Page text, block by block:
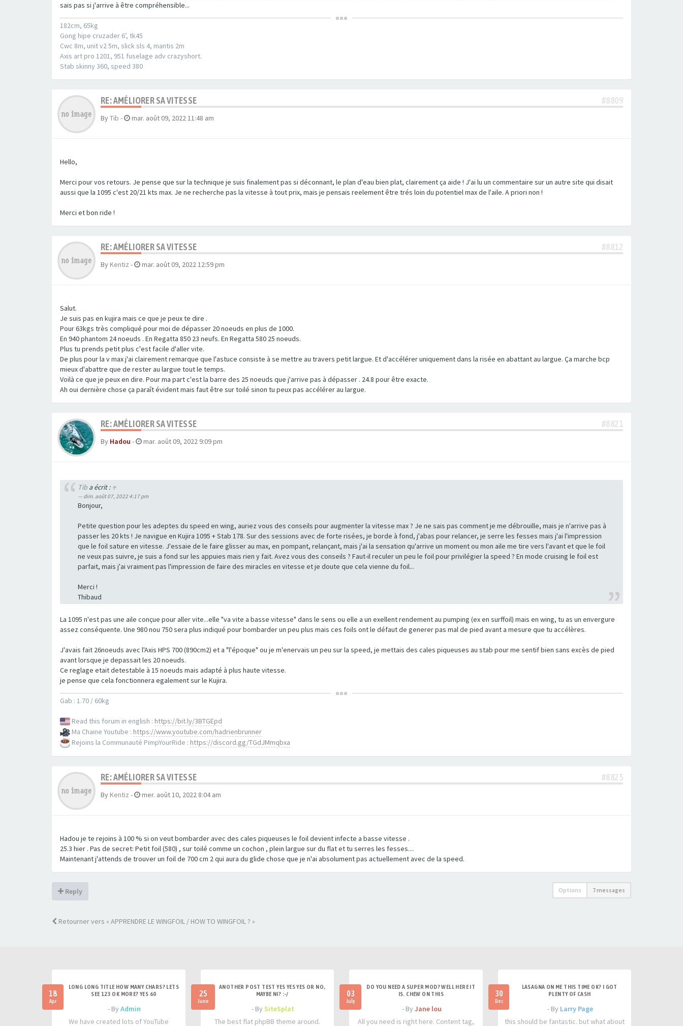
sais pas si j'arrive à être compréhensible...
182cm, 65kg
Gong hipe cruzader 6’, tk45
Cwc 8m, unit v2 5m, slick sls 4, mantis 2m
Axis art pro 1201, 951 fuselage adv crazyshort.
Stab skinny 360, speed 380
RE: AMÉLIORER SA VITESSE #8809
ByTib - mar. août 09, 2022 11:48 am
Hello,
Merci pour vos retours. Je pense que sur la technique je suis finalement pas si déconnant, le plan d'eau bien plat, clairement ça aide ! J'ai lu un commentaire sur un autre site qui disait
aussi que la 1095 c'est 20/21 kts max. Je ne recherche pas la vitesse à tout prix, mais je pensais reelement être trés loin du potentiel max de l'aile. A priori non !
Merci et bon ride !
RE: AMÉLIORER SA VITESSE #8812
By Kentiz - mar. août 09, 2022 12:59 pm
Salut.
Je suis pas en kujira mais ce que je peux te dire .
Pour 63kgs très compliqué pour moi de dépasser 20 noeuds en plus de 1000.
En 940 phantom 24 noeuds . En Regatta 850 23 neufs. En Regatta 580 25 noeuds.
Plus tu prends petit plus c'est facile d'aller vite.
De plus pour la v max j'ai clairement remarque que l'astuce consiste à se mettre au travers petit largue. Et d'accélérer uniquement dans la risée en abattant au largue. Ça marche bcp
mieux d'abattre que de rester au largue tout le temps.
Voilà ce que je peux en dire. Pour ma part c'est la barre des 25 noeuds que j'arrive pas à dépasser . 24.8 pour être exacte.
Ah oui dernière chose ça paraît évident mais faut être sur toilé sinon tu peux pas accélérer au largue.
RE: AMÉLIORER SA VITESSE #8821
By Hadou - mar. août 09, 2022 9:09 pm
Tib a écrit :↑
dim. août 07, 2022 4:17 pm
Bonjour,
Petite question pour les adeptes du speed en wing, auriez vous des conseils pour augmenter la vitesse max ? Je ne sais pas comment je me débrouille, mais je n'arrive pas à
passer les 20 kts ! Je navigue en Kujira 1095 + Stab 178. Sur des sessions avec de forte risées, je borde à fond, j'abas pour relancer, je serre les fesses mais j'ai l'impression
que le foil sature en vitesse. J'essaie de le faire glisser au max, en pompant, relançant, mais j'ai la sensation qu'arrive un moment ou mon aile me tire vers l'avant et que le foil
ne veux pas suivre, je suis a fond sur les appuies mais rien y fait. Avez vous des conseils ? Faut-il reculer un peu le foil pour privilégier la speed ? En mode cruising le foil est
parfait, mais j'ai vraiment pas l'impression de faire des miracles en vitesse et je doute que cela vienne du foil...
Merci !
Thibaud
La 1095 n'est pas une aile conçue pour aller vite...elle "va vite a basse vitesse" dans le sens ou elle a un exellent rendement au pumping (ex en surffoil) mais en wing, tu as un envergure
assez conséquente. Une 980 nou 750 sera plus indiqué pour bombarder un peu plus mais ces foils ont le défaut de generer pas mal de pied avant a mesure que tu accélères.
J'avais fait 26noeuds avec l'Axis HPS 700 (890cm2) et a "l'époque" ou je m'enervais un peu sur la speed, je mettais des cales piqueuses au stab pour me sentif bien sans excès de pied
avant lorsque je depassait les 20 noeuds.
Ce reglage etait detestable à 15 noeuds mais adapté à plus haute vitesse.
je pense que cela fonctionnera egalement sur le Kujira.
Gab : 1.70 / 60kg
Read this forum in english : https://bit.ly/3BTGEpd
Ma Chaine Youtube : https://www.youtube.com/hadrienbrunner
Rejoins la Communauté PimpYourRide : https://discord.gg/TGdJMmqbxa
RE: AMÉLIORER SA VITESSE #8825
By Kentiz - mer. août 10, 2022 8:04 am
Hadou je te rejoins à 100 % si on veut bombarder avec des cales piqueuses le foil devient infecte a basse vitesse .
25.3 hier . Pas de secret: Petit foil (580) , sur toilé comme un cochon , plein largue sur du flat et tu serres les fesses....
Maintenant j'attends de trouver un foil de 700 cm 2 qui aura du glide chose que je n'ai absolument pas actuellement avec de la speed.
Reply Options 7 messages
Retourner vers « APPRENDRE LE WINGFOIL / HOW TO WINGFOIL ? »
18
Apr
LONG LONG TITLE HOW MANY CHARS? LETS
SEE 123 OK MORE? YES 60
- ByAdmin
We have created lots of YouTube
25
June
ANOTHER POST TEST YES YES YES OR NO,
MAYBE NI? :-/
- BySiteSplat
The best flat phpBB theme around.
03
July
DO YOU NEED A SUPER MOD? WELL HERE IT
IS. CHEW ON THIS
- By Jane lou
All you need is right here. Content tag,
30
Dec
LASAGNA ON ME THIS TIME OK? I GOT
PLENTY OF CASH
- By Larry Page
this should be fantastic. but what about